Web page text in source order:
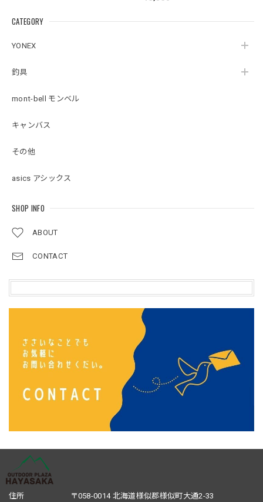
CATEGORY
YONEX
釣具
mont-bell モンベル
キャンバス
その他
asics アシックス
SHOP INFO
ABOUT
CONTACT
住所
〒058-0014 北海道様似郡様似町大通2-33